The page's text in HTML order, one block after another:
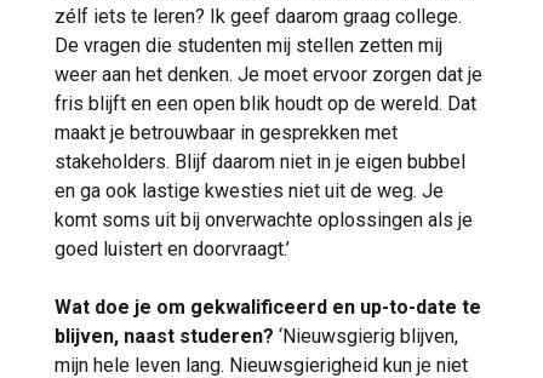
zélf iets te leren? Ik geef daarom graag college.
De vragen die studenten mij stellen zetten mij
weer aan het denken. Je moet ervoor zorgen dat je
fris blijft en een open blik houdt op de wereld. Dat
maakt je betrouwbaar in gesprekken met
stakeholders. Blijf daarom niet in je eigen bubbel
en ga ook lastige kwesties niet uit de weg. Je
komt soms uit bij onverwachte oplossingen als je
goed luistert en doorvraagt.’
Wat doe je om gekwalificeerd en up-to-date te
blijven, naast studeren? ‘Nieuwsgierig blijven,
mijn hele leven lang. Nieuwsgierigheid kun je niet